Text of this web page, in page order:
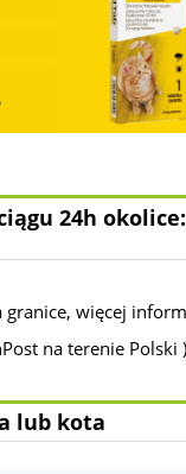
24h
granice, więcej
na terenie Polski
lub kota